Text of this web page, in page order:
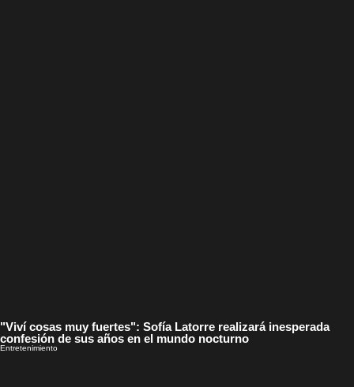
"Viví cosas muy fuertes": Sofía Latorre realizará inesperada
confesión de sus años en el mundo nocturno
Entretenimiento